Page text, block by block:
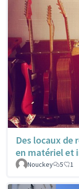
Des locaux
en matériel et
Nouckey
5 1